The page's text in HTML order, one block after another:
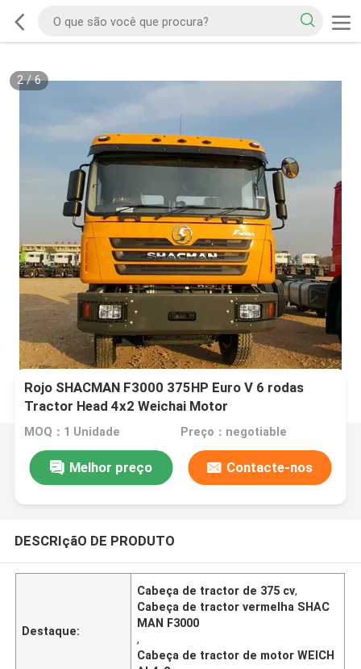
2/6
Rojo SHACMAN F3000 375HP Euro V 6 rodas
Tractor Head 4x2 Weichai Motor
MOQ：1 Unidade Preço：negotiable
Melhor preço Contacte-nos
DESCRIçãO DE PRODUTO
Destaque:
Cabeça de tractor de 375 cv,
Cabeça de tractor vermelha SHAC
MAN F3000
,
Cabeça de tractor de motor WEICH